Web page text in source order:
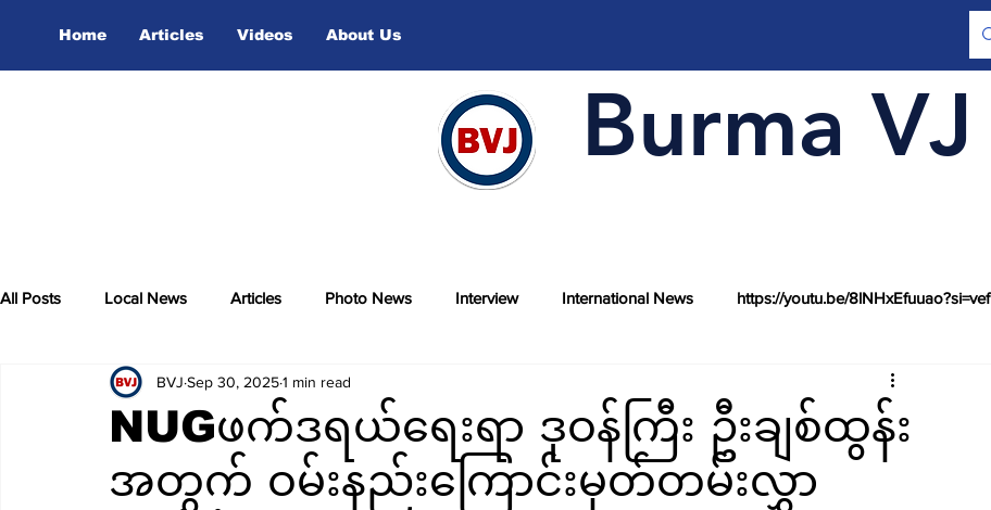
Home Articles Videos About Us
Burma VJ
All Posts Local News Articles Photo News Interview International News https://youtu.be/8lNHxEfuuao?si=vef
Video
NUGဖက်ဒရယ်ရေးရာ ဒုဝန်ကြီး ဦးချစ်ထွန်း
အတွက် ဝမ်းနည်းကြောင်းမှတ်တမ်းလွှာ
BVJ Sep 30, 20251 min read